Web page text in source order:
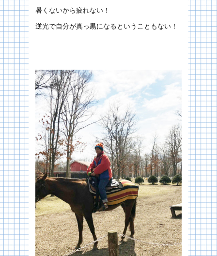
暑くないから疲れない！
逆光で自分が真っ黒になるということもない！